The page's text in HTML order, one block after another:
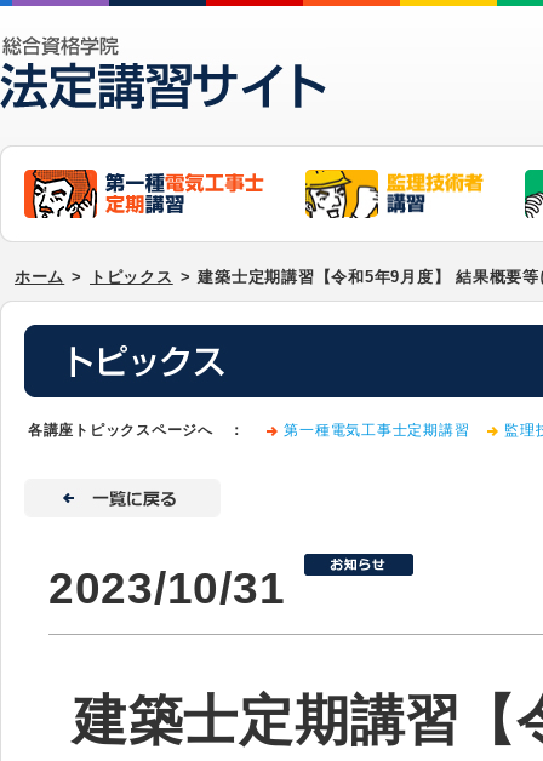
ホーム > トピックス > 建築士定期講習【令和5年9月度】 結果概要
各講座トピックスページへ ： 第一種電気工事士定期講習 監理
2023/10/31
建築士定期講習【